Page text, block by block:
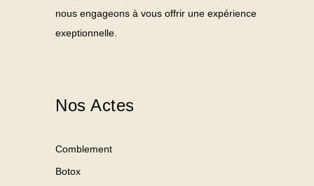
nous engageons à vous offrir une expérience
exeptionnelle.
Nos Actes
Comblement
Botox